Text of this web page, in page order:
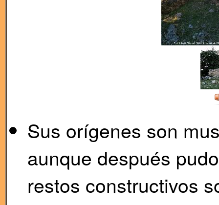
Sus orígenes son
aunque después
restos constructivos